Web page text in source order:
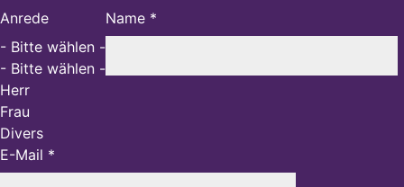
Anrede
- Bitte wählen -
- Bitte wählen -
Herr
Frau
Divers
Name *
E-Mail *